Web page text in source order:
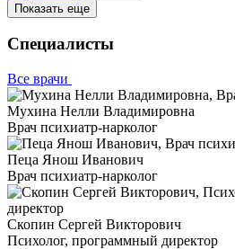
Показать еще
Специалисты
Все врачи
Мухина Нелли Владимировна
Врач психиатр-нарколог
Пеца Янош Иванович
Врач психиатр-нарколог
Скопин Сергей Викторович
Психолог, программный директор